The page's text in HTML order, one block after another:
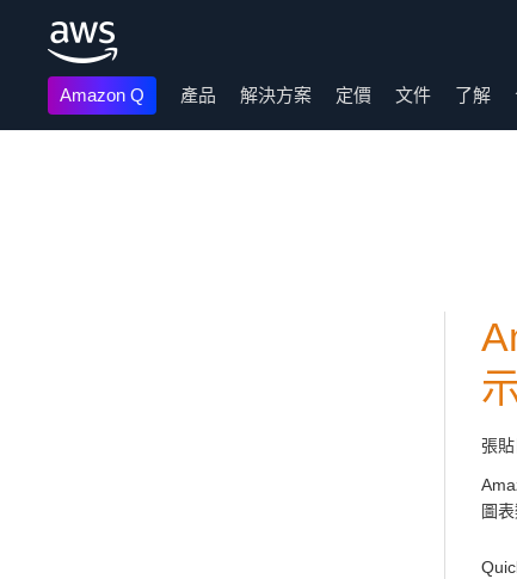
Amazon Q 產品 解決方案 定價 文件 了解
張
圖